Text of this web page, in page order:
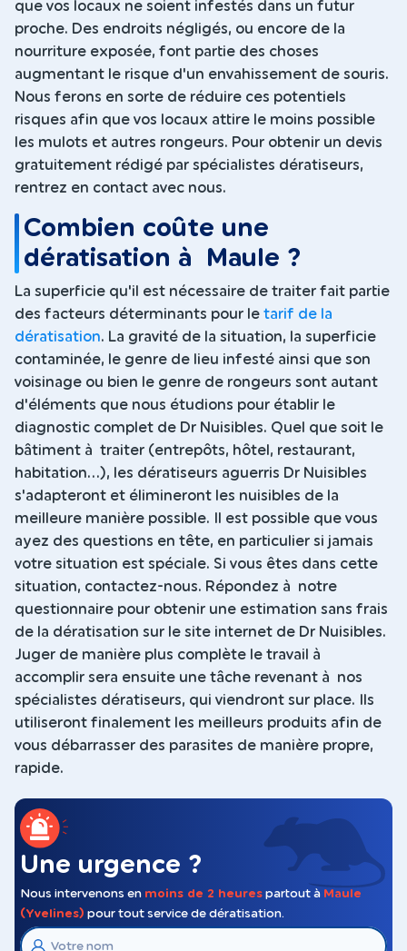
que vos locaux ne soient infestés dans un futur
proche. Des endroits négligés, ou encore de la
nourriture exposée, font partie des choses
augmentant le risque d'un envahissement de souris.
Nous ferons en sorte de réduire ces potentiels
risques afin que vos locaux attire le moins possible
les mulots et autres rongeurs. Pour obtenir un devis
gratuitement rédigé par spécialistes dératiseurs,
rentrez en contact avec nous.
Combien coûte une
dératisation à Maule ?
La superficie qu'il est nécessaire de traiter fait partie
des facteurs déterminants pour le tarif de la
dératisation. La gravité de la situation, la superficie
contaminée, le genre de lieu infesté ainsi que son
voisinage ou bien le genre de rongeurs sont autant
d'éléments que nous étudions pour établir le
diagnostic complet de Dr Nuisibles. Quel que soit le
bâtiment à traiter (entrepôts, hôtel, restaurant,
habitation...), les dératiseurs aguerris Dr Nuisibles
s'adapteront et élimineront les nuisibles de la
meilleure manière possible. Il est possible que vous
ayez des questions en tête, en particulier si jamais
votre situation est spéciale. Si vous êtes dans cette
situation, contactez-nous. Répondez à notre
questionnaire pour obtenir une estimation sans frais
de la dératisation sur le site internet de Dr Nuisibles.
Juger de manière plus complète le travail à
accomplir sera ensuite une tâche revenant à nos
spécialistes dératiseurs, qui viendront sur place. Ils
utiliseront finalement les meilleurs produits afin de
vous débarrasser des parasites de manière propre,
rapide.
Une urgence ?
Nous intervenons en moins de 2 heures partout à Maule
(Yvelines) pour tout service de dératisation.